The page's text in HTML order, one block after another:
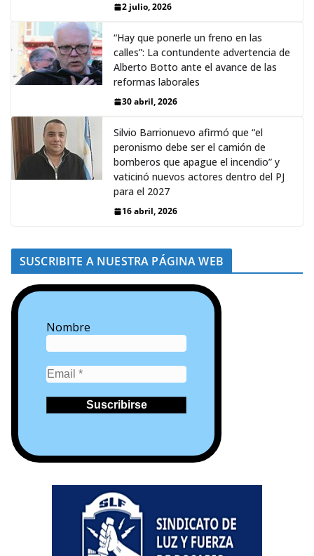
2 julio, 2026
“Hay que ponerle un freno en las
calles”: La contundente advertencia de
Alberto Botto ante el avance de las
reformas laborales
30 abril, 2026
Silvio Barrionuevo afirmó que “el
peronismo debe ser el camión de
bomberos que apague el incendio” y
vaticinó nuevos actores dentro del PJ
para el 2027
16 abril, 2026
SUSCRIBITE A NUESTRA PÁGINA WEB
Nombre